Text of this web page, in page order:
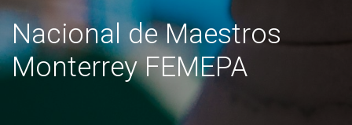
Nacional de Maestros
Monterrey FEMEPA